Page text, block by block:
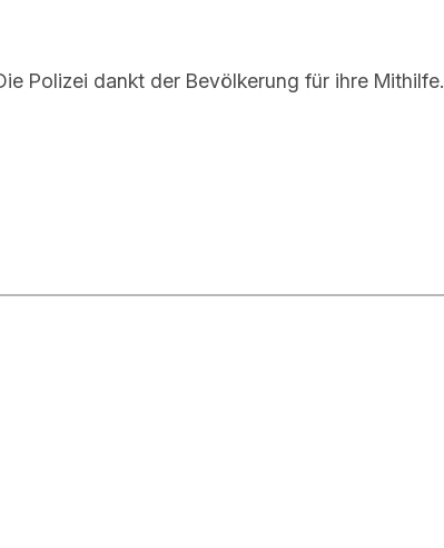
Polizei dankt der Bevölkerung für ihre Mithilfe.